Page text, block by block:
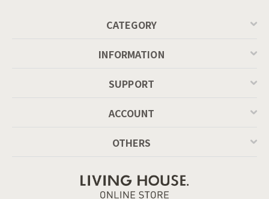
CATEGORY
INFORMATION
SUPPORT
ACCOUNT
OTHERS